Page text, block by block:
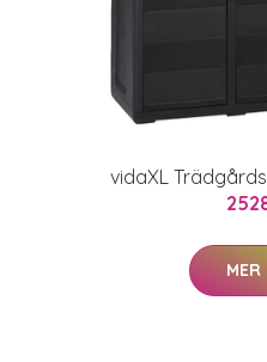
vidaXL
MER